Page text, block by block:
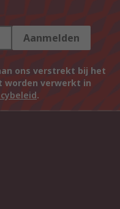
Aanmelden
ons verstrekt bij het
worden verwerkt in
.